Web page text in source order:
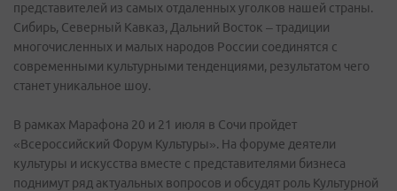
представителей из самых отдаленных уголков нашей страны.
Сибирь, Северный Кавказ, Дальний Восток – традиции
многочисленных и малых народов России соединятся с
современными культурными тенденциями, результатом чего
станет уникальное шоу.
В рамках Марафона 20 и 21 июля в Сочи пройдет
«Всероссийский Форум Культуры». На форуме деятели
культуры и искусства вместе с представителями бизнеса
поднимут ряд актуальных вопросов и обсудят роль Культурной